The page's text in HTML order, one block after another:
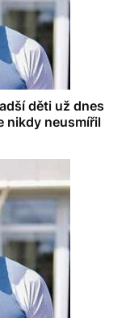
děti už dnes
nikdy neusmířil